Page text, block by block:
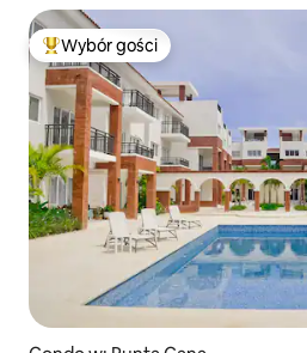
Najpopularniejsze z kategorii
Wybór gości